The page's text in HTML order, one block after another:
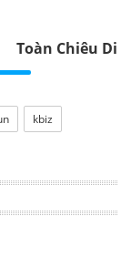
Toàn Chiêu Di
kbiz